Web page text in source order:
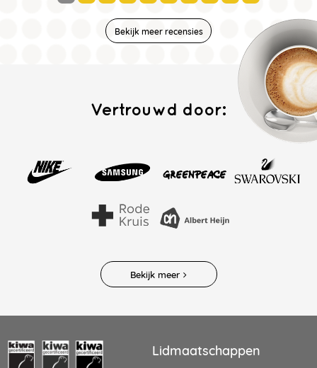
Bekijk meer recensies
Vertrouwd door:
Bekijk meer
Lidmaatschappen